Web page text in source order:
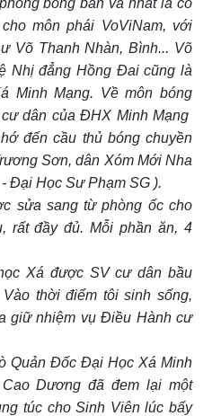
môn phái VoViNam, với
Võ Thanh Nhàn, Bình... Võ
Nhị đẳng Hồng Đai cũng là
Minh Mạng. Về môn bóng
dân của ĐHX Minh Mạng
đến cầu thủ bóng chuyền
Sơn, dân Xóm Mới Nha
Đại Học Sư Phạm SG ).
sửa sang từ phòng ốc cho
rất đầy đủ. Mỗi phần ăn, 4
Xá được SV cư dân bầu
thời điểm tôi sinh sống,
giữ nhiệm vụ Điều Hành cư
Quản Đốc Đại Học Xá Minh
Dương đã đem lại một
túc cho Sinh Viên lúc bấy